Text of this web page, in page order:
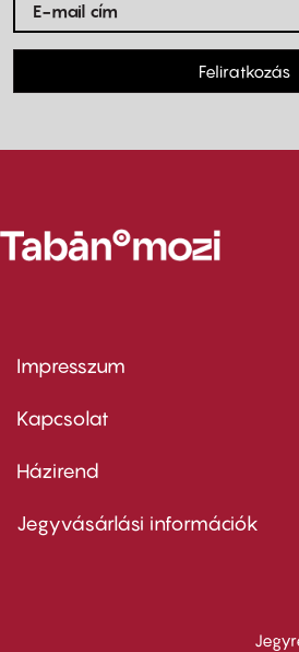
Feliratkozás
Footer
first
Impresszum
Kapcsolat
Footer
second
Házirend
Jegyvásárlási információk